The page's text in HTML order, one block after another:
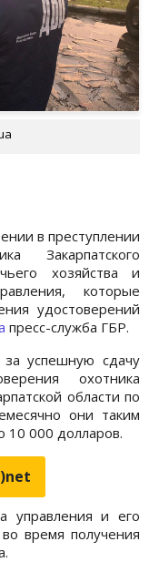
в преступлении
Закарпатского
хозяйства и
которые
удостоверений
пресс-служба ГБР.
за успешную сдачу
охотника
области по
они таким
10 000 долларов.
управления и его
время получения